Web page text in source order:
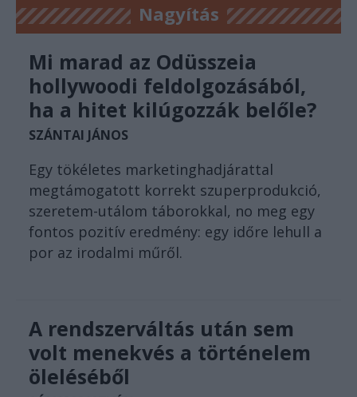
Nagyítás
Mi marad az Odüsszeia
hollywoodi feldolgozásából,
ha a hitet kilúgozzák belőle?
SZÁNTAI JÁNOS
Egy tökéletes marketinghadjárattal
megtámogatott korrekt szuperprodukció,
szeretem-utálom táborokkal, no meg egy
fontos pozitív eredmény: egy időre lehull a
por az irodalmi műről.
A rendszerváltás után sem
volt menekvés a történelem
öleléséből